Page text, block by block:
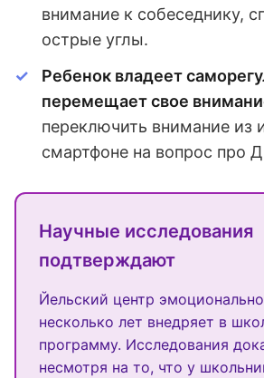
внимание к собеседнику,
острые углы.
Ребенок владеет
перемещает свое
переключить внимание из
смартфоне на вопрос про
Научные исследования
подтверждают
Йельский центр
несколько лет внедряет в
программу. Исследования
несмотря на то, что у